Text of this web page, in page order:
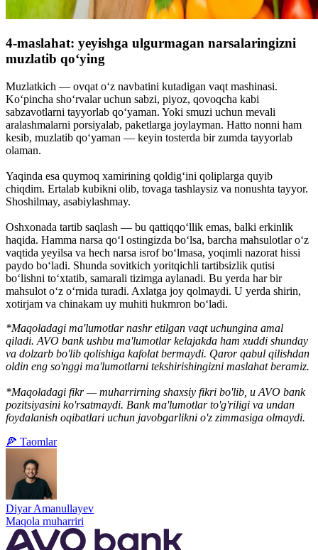
4-maslahat: yeyishga ulgurmagan narsalaringizni
muzlatib qo‘ying
Muzlatkich — ovqat o‘z navbatini kutadigan vaqt mashinasi.
Ko‘pincha sho‘rvalar uchun sabzi, piyoz, qovoqcha kabi
sabzavotlarni tayyorlab qo‘yaman. Yoki smuzi uchun mevali
aralashmalarni porsiyalab, paketlarga joylayman. Hatto nonni ham
kesib, muzlatib qo‘yaman — keyin tosterda bir zumda tayyorlab
olaman.
Yaqinda esa quymoq xamirining qoldig‘ini qoliplarga quyib
chiqdim. Ertalab kubikni olib, tovaga tashlaysiz va nonushta tayyor.
Shoshilmay, asabiylashmay.
Oshxonada tartib saqlash — bu qattiqqo‘llik emas, balki erkinlik
haqida. Hamma narsa qo‘l ostingizda bo‘lsa, barcha mahsulotlar o‘z
vaqtida yeyilsa va hech narsa isrof bo‘lmasa, yoqimli nazorat hissi
paydo bo‘ladi. Shunda sovitkich yoritqichli tartibsizlik qutisi
bo‘lishni to‘xtatib, samarali tizimga aylanadi. Bu yerda har bir
mahsulot o‘z o‘rnida turadi. Axlatga joy qolmaydi. U yerda shirin,
xotirjam va chinakam uy muhiti hukmron bo‘ladi.
*Maqoladagi ma'lumotlar nashr etilgan vaqt uchungina amal
qiladi. AVO bank ushbu ma'lumotlar kelajakda ham xuddi shunday
va dolzarb bo'lib qolishiga kafolat bermaydi. Qaror qabul qilishdan
oldin eng so'nggi ma'lumotlarni tekshirishingizni maslahat beramiz.
*Maqoladagi fikr — muharrirning shaxsiy fikri bo'lib, u AVO bank
pozitsiyasini ko'rsatmaydi. Bank ma'lumotlar to'g'riligi va undan
foydalanish oqibatlari uchun javobgarlikni o'z zimmasiga olmaydi.
🍕 Taomlar
Diyar Amanullayev
Maqola muharriri